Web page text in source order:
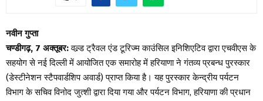
नवीन गुप्ता
चण्डीगढ़, 7 अक्तूबर:वल्र्ड ट्रैवल एंड टूरिज्म काउंसिल इनिशिएटिव द्वारा एचवीएस के
सहयोग से नई दिल्ली में आयोजित एक समारोह में हरियाणा ने गंतव्य प्रबन्ध पुरस्कार
(डेस्टीनेशन स्टैपवार्डशिप अवार्ड) प्राप्त किया है। यह पुरस्कार केन्द्रीय पर्यटन
विभाग के सचिव विनोद जुत्शी द्वारा दिया गया और पर्यटन विभाग, हरियाणा की प्रधान